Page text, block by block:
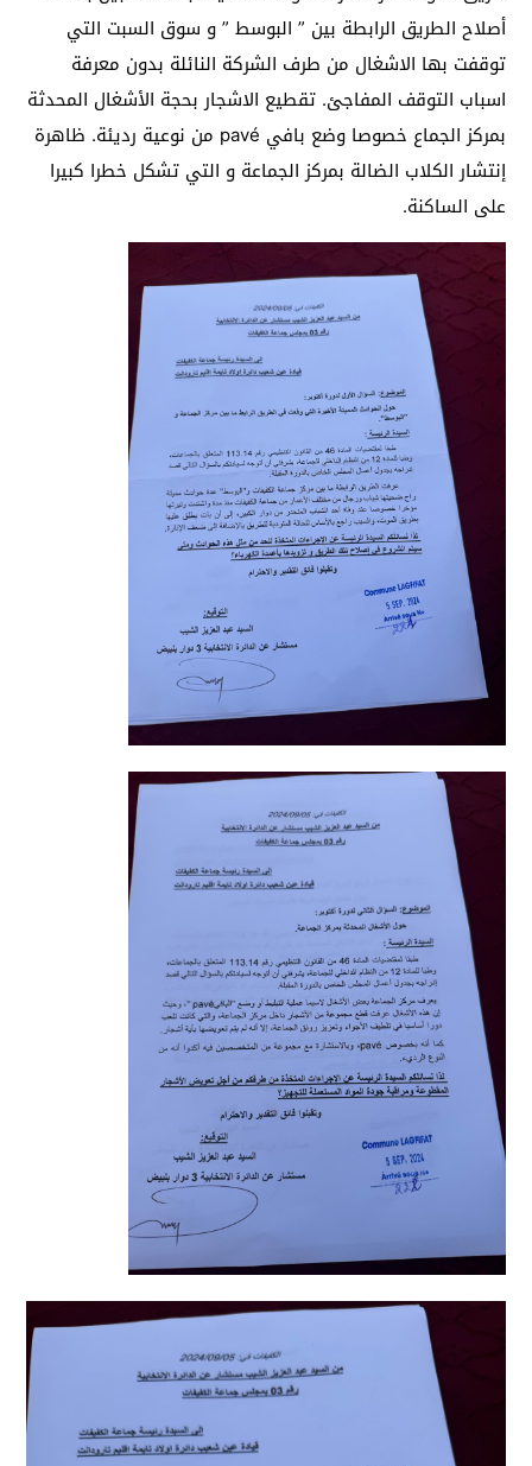
أصلاح الطريق الرابطة بين ” البوسط ” و سوق السبت التي
توقفت بها الاشغال من طرف الشركة النائلة بدون معرفة
اسباب التوقف المفاجئ. تقطيع الاشجار بحجة الأشغال المحدثة
بمركز الجماع خصوصا وضع بافي pavé من نوعية رديئة. ظاهرة
إنتشار الكلاب الضالة بمركز الجماعة و التي تشكل خطرا كبيرا
على الساكنة.